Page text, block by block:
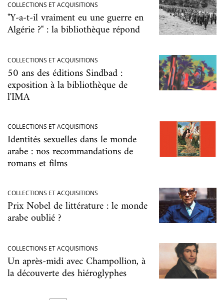
COLLECTIONS ET ACQUISITIONS
"Y-a-t-il vraiment eu une guerre en
Algérie ?" : la bibliothèque répond
COLLECTIONS ET ACQUISITIONS
50 ans des éditions Sindbad :
exposition à la bibliothèque de
l'IMA
COLLECTIONS ET ACQUISITIONS
Identités sexuelles dans le monde
arabe : nos recommandations de
romans et films
COLLECTIONS ET ACQUISITIONS
Prix Nobel de littérature : le monde
arabe oublié ?
COLLECTIONS ET ACQUISITIONS
Un après-midi avec Champollion, à
la découverte des hiéroglyphes